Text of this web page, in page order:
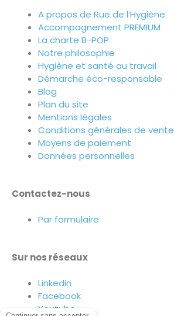
A propos de Rue de l’Hygiène
Accompagnement PREMIUM
La charte B-POP
Notre philosophie
Hygiène et santé au travail
Démarche éco-responsable
Blog
Plan du site
Mentions légales
Conditions générales de vente
Moyens de paiement
Données personnelles
Contactez-nous
Par formulaire
Sur nos réseaux
Linkedin
Facebook
Youtube